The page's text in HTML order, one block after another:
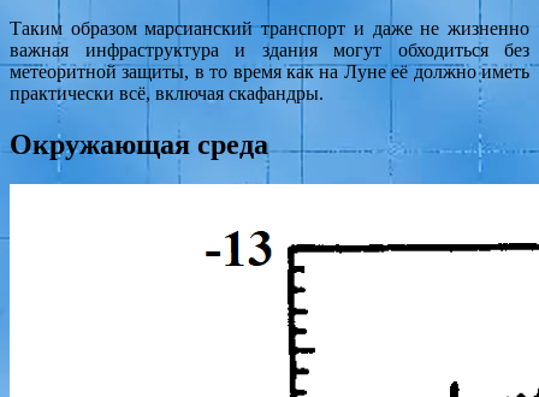
Таким образом марсианский транспорт и даже не жизненно
важная инфраструктура и здания могут обходиться без
метеоритной защиты, в то время как на Луне её должно иметь
практически всё, включая скафандры.
Окружающая среда